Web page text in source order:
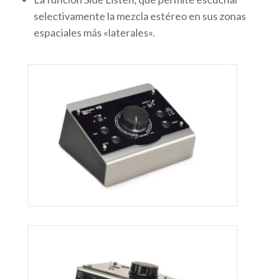
selectivamente la mezcla estéreo en sus zonas
espaciales más «laterales».